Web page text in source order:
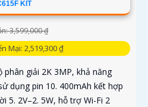
KIT
3,599,000 ₫
Mại: 2,519,300 ₫
phân giải 2K 3MP, khả năng
dụng pin 10. 400mAh kết hợp
5. 2V–2. 5W, hỗ trợ Wi-Fi 2